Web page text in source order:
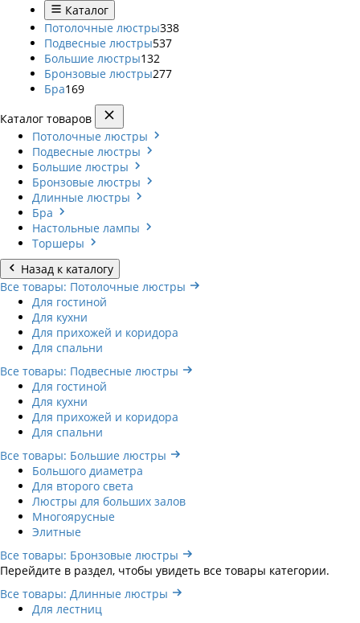
Каталог
Потолочные люстры338
Подвесные люстры537
Большие люстры132
Бронзовые люстры277
Бра169
Каталог товаров
Потолочные люстры
Подвесные люстры
Большие люстры
Бронзовые люстры
Длинные люстры
Бра
Настольные лампы
Торшеры
Назад к каталогу
Все товары: Потолочные люстры
Для гостиной
Для кухни
Для прихожей и коридора
Для спальни
Все товары: Подвесные люстры
Для гостиной
Для кухни
Для прихожей и коридора
Для спальни
Все товары: Большие люстры
Большого диаметра
Для второго света
Люстры для больших залов
Многоярусные
Элитные
Все товары: Бронзовые люстры
Перейдите в раздел, чтобы увидеть все товары категории.
Все товары: Длинные люстры
Для лестниц